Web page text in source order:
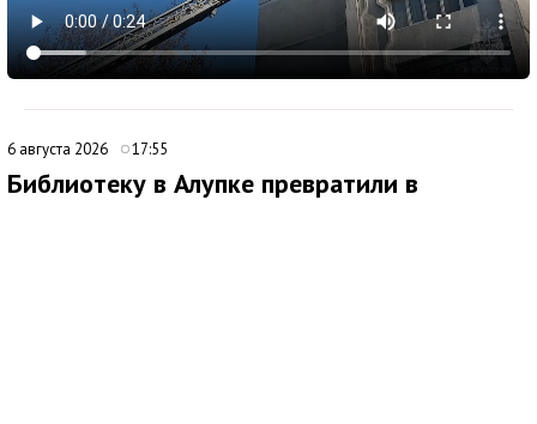
6 августа 2026 17:55
Библиотеку в Алупке превратили в